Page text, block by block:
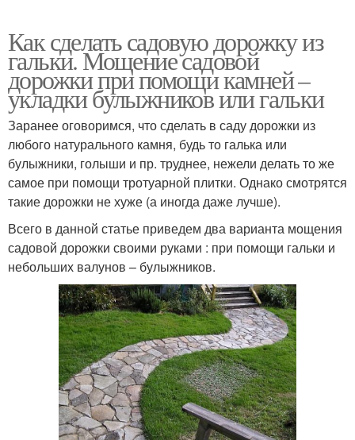
Как сделать садовую дорожку из
гальки. Мощение садовой
дорожки при помощи камней –
укладки булыжников или гальки
Заранее оговоримся, что сделать в саду дорожки из
любого натурального камня, будь то галька или
булыжники, голыши и пр. труднее, нежели делать то же
самое при помощи тротуарной плитки. Однако смотрятся
такие дорожки не хуже (а иногда даже лучше).
Всего в данной статье приведем два варианта мощения
садовой дорожки своими руками : при помощи гальки и
небольших валунов – булыжников.